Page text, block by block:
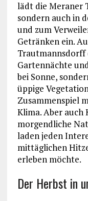
lädt die Meraner
sondern auch in
und zum
Getränken ein.
Trautmannsdorff
Gartennächte
bei Sonne,
üppige
Zusammenspiel
Klima. Aber auch
morgendliche
laden jeden
mittäglichen
erleben möchte.
Der Herbst in